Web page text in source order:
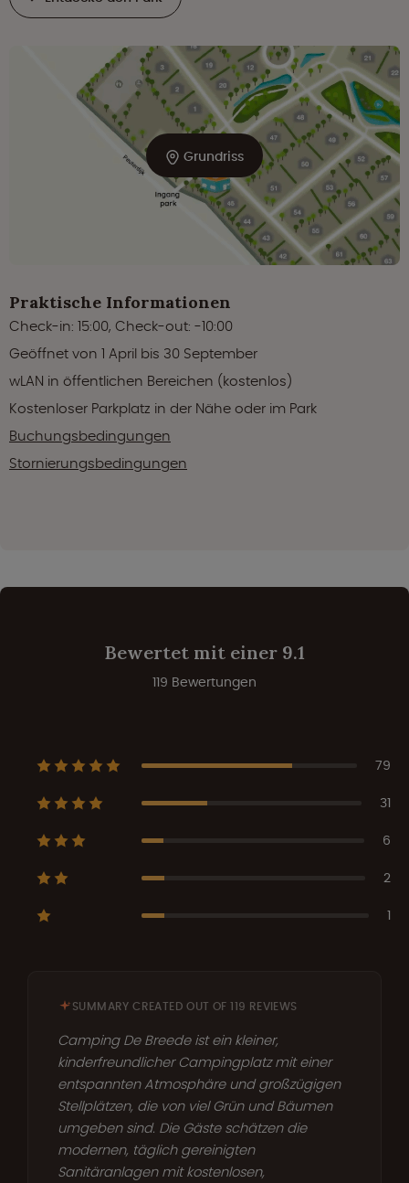
Grundriss
Praktische Informationen
Check-in: 15:00, Check-out: -10:00
Geöffnet von 1 April bis 30 September
wLAN in öffentlichen Bereichen (kostenlos)
Kostenloser Parkplatz in der Nähe oder im Park
Buchungsbedingungen
Stornierungsbedingungen
Bewertet mit einer 9.1
119 Bewertungen
79
31
6
2
1
SUMMARY CREATED OUT OF 119 REVIEWS
Camping De Breede ist ein kleiner,
kinderfreundlicher Campingplatz mit einer
entspannten Atmosphäre und großzügigen
Stellplätzen, die von viel Grün und Bäumen
umgeben sind. Die Gäste schätzen die
modernen, täglich gereinigten
Sanitäranlagen mit kostenlosen,